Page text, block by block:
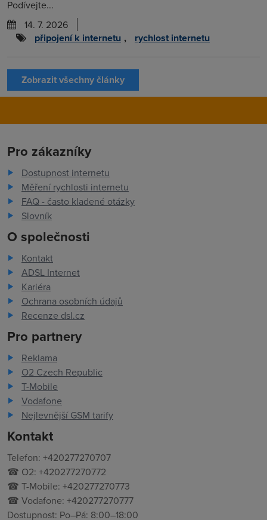
Podívejte...
14. 7. 2026
připojení k internetu , rychlost internetu
Zobrazit všechny články
Pro zákazníky
Dostupnost internetu
Měření rychlosti internetu
FAQ - často kladené otázky
Slovník
O společnosti
Kontakt
ADSL Internet
Kariéra
Ochrana osobních údajů
Recenze dsl.cz
Pro partnery
Reklama
O2 Czech Republic
T-Mobile
Vodafone
Nejlevnější GSM tarify
Kontakt
Telefon: +420277270707
☎ O2: +420277270772
☎ T-Mobile: +420277270773
☎ Vodafone: +420277270777
Dostupnost: Po–Pá: 8:00–18:00